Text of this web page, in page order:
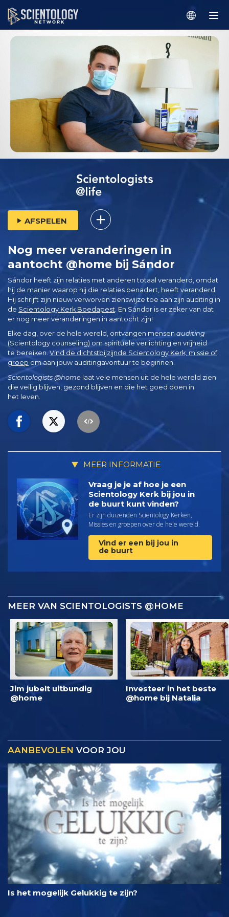
AFSPELEN
Nog meer veranderingen in
aantocht @home bij Sándor
Sándor heeft zijn relaties met anderen totaal veranderd, omdat
hij de manier waarop hij die relaties benadert, heeft veranderd.
Hij schrijft zijn nieuw verworven zienswijze toe aan zijn auditing in
de Scientology Kerk Boedapest . En Sándor is er zeker van dat
er nog meer veranderingen in aantocht zijn!
Elke dag, over de hele wereld, ontvangen mensen auditing
(Scientology counseling) om spirituele verlichting en vrijheid
te bereiken. Vind de dichtstbijzijnde Scientology Kerk, missie of
groep om aan jouw auditingavontuur te beginnen.
Scientologists @home laat vele mensen uit de hele wereld zien
die veilig blijven, gezond blijven en die het goed doen in
het leven.
MEER INFORMATIE
Vraag je je af hoe je een
Scientology Kerk bij jou in
de buurt kunt vinden?
Er zijn duizenden Scientology Kerken,
Missies en groepen over de hele wereld.
Vind er een bij jou in
de buurt
MEER VAN SCIENTOLOGISTS @HOME
Jim jubelt uitbundig
@home
Investeer in het beste
@home bij Natalia
AANBEVOLEN VOOR JOU
Is het mogelijk Gelukkig te zijn?